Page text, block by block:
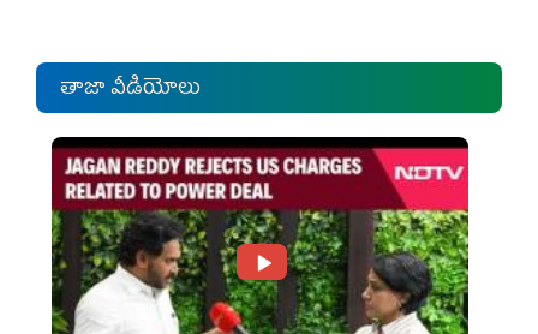
తాజా వీడియోలు